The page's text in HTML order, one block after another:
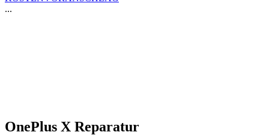
...
OnePlus X Reparatur